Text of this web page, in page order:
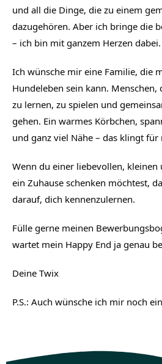
und all die Dinge, die zu einem
dazugehören. Aber ich bringe die
– ich bin mit ganzem Herzen dabei.
Ich wünsche mir eine Familie, die
Hundeleben sein kann.
zu lernen, zu spielen und
gehen. Ein warmes Körbchen,
und ganz viel Nähe – das klingt
Wenn du einer liebevollen,
ein Zuhause schenken möchtest,
darauf, dich kennenzulernen.
Fülle gerne meinen
wartet mein Happy End ja genau
Deine Twix
P.S.: Auch wünsche ich mir noch